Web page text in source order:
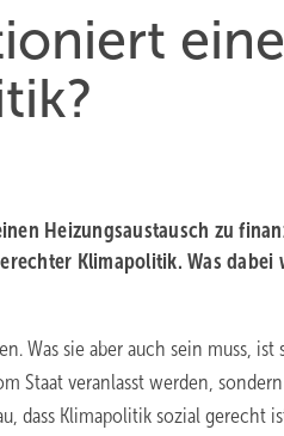
Heizungsaustausch zu
Klimapolitik. Was
Was sie aber auch sein muss,
Staat veranlasst werden,
dass Klimapolitik sozial gerecht